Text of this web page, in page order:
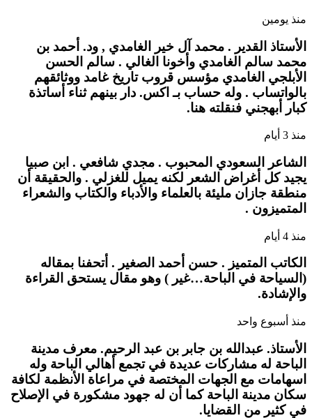
منذ يومين
الأستاذ القدير . محمد آل خير الغامدي , ود. أحمد بن
محمد سالم الغامدي وأخونا الغالي . سالم الحسن
الأبلجي الغامدي مؤسس قروب تاريخ غامد ووثائقهم
بالواتساب . وله حساب بـ اكس. دار بينهم ثناء أساتذة
كبار أبهجني فنقلته هنا.
منذ 3 أيام
الشاعر السعودي المحبوب . مجدي شافعي . ابن صبيا
يجيد كل أغراض الشعر لكنه يميل للغزلي . والحقيقة أن
منطقة جازان مليئة بالعلماء والأدباء والكتاب والشعراء
المتميزون .
منذ 4 أيام
الكاتب المتميز . حسن أحمد الصغير . أتحفنا بمقاله
(السياحة في الباحة…غير ) وهو مقال يستحق القراءة
والإشادة.
منذ أسبوع واحد
الأستاذ. عبدالله بن جابر بن عبد الرحيم. معرف مدينة
الباحة له مشاركات عديدة في تجمع أهالي الباحة وله
اسهامات مع الجهات المختصة في مراعاة الأنظمة لكافة
سكان مدينة الباحة كما أن له جهود مشكورة في الإصلاح
في كثير من القضايا.